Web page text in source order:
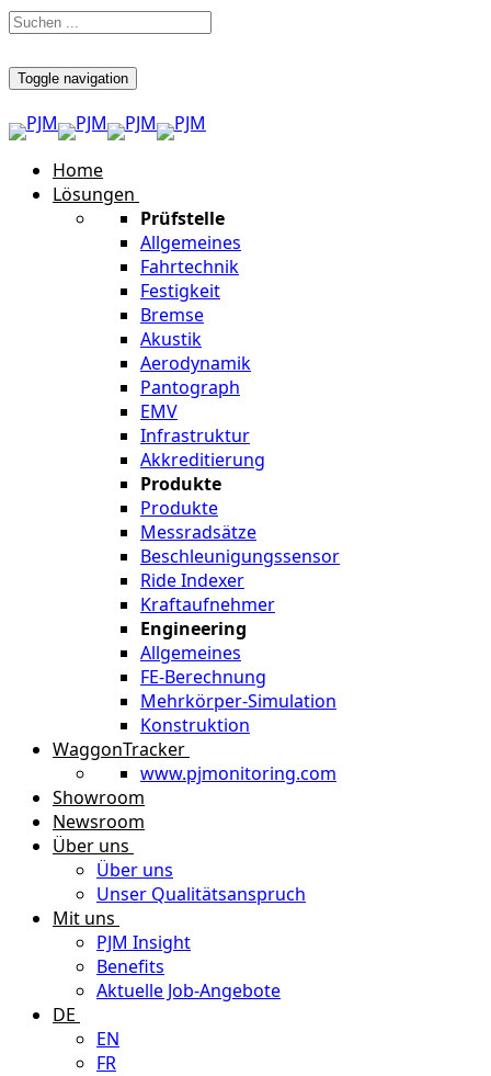
Toggle navigation
Home
Lösungen
Prüfstelle
Allgemeines
Fahrtechnik
Festigkeit
Bremse
Akustik
Aerodynamik
Pantograph
EMV
Infrastruktur
Akkreditierung
Produkte
Produkte
Messradsätze
Beschleunigungssensor
Ride Indexer
Kraftaufnehmer
Engineering
Allgemeines
FE-Berechnung
Mehrkörper-Simulation
Konstruktion
WaggonTracker
www.pjmonitoring.com
Showroom
Newsroom
Über uns
Über uns
Unser Qualitätsanspruch
Mit uns
PJM Insight
Benefits
Aktuelle Job-Angebote
DE
EN
FR